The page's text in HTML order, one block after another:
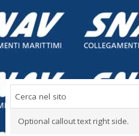
Optional callout text right side.